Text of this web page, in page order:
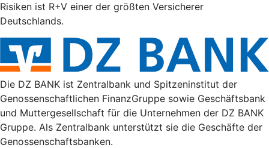
Risiken ist R+V einer der größten Versicherer
Deutschlands.
Die DZ BANK ist Zentralbank und Spitzeninstitut der
Genossenschaftlichen FinanzGruppe sowie Geschäftsbank
und Muttergesellschaft für die Unternehmen der DZ BANK
Gruppe. Als Zentralbank unterstützt sie die Geschäfte der
Genossenschaftsbanken.